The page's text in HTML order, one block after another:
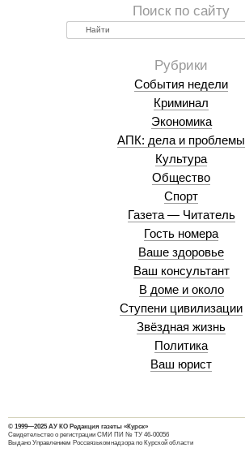
Найти
События недели
Криминал
Экономика
АПК: дела и проблемы
Культура
Общество
Спорт
Газета — Читатель
Гость номера
Ваше здоровье
Ваш консультант
В доме и около
Ступени цивилизации
Звёздная жизнь
Политика
Ваш юрист
© 1999—2025 АУ КО Редакция газеты «Курск»
Свидетельство о регистрации СМИ ПИ № ТУ 46-00056
Выдано Управлением Россвязькомнадзора по Курской области